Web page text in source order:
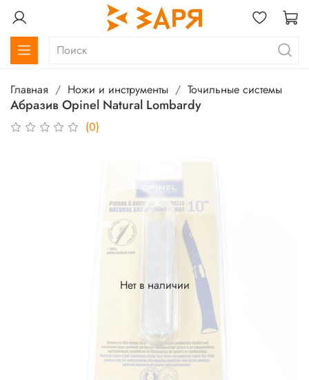
Главная Ножи и инструменты Точильные системы
Абразив Opinel Natural Lombardy
(0)
Нет в наличии